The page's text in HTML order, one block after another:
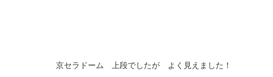
京セラドーム 上段でしたが よく見えました！